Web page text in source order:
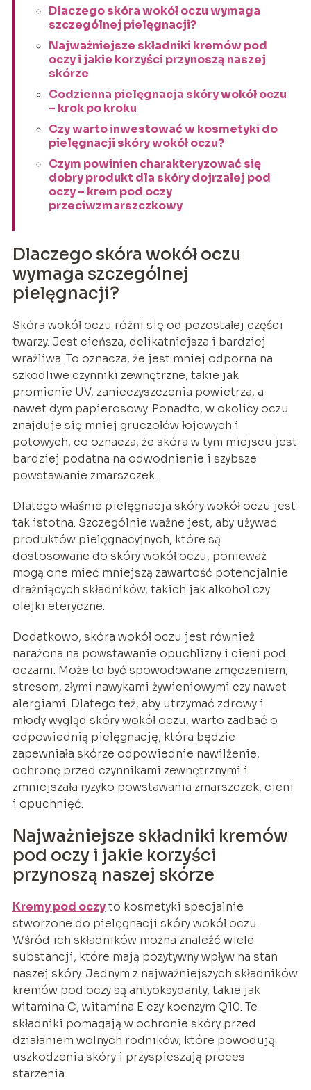
Dlaczego skóra wokół oczu wymaga
szczególnej pielęgnacji?
Najważniejsze składniki kremów pod
oczy i jakie korzyści przynoszą naszej
skórze
Codzienna pielęgnacja skóry wokół oczu
– krok po kroku
Czy warto inwestować w kosmetyki do
pielęgnacji skóry wokół oczu?
Czym powinien charakteryzować się
dobry produkt dla skóry dojrzałej pod
oczy – krem pod oczy
przeciwzmarszczkowy
Dlaczego skóra wokół oczu
wymaga szczególnej
pielęgnacji?
Skóra wokół oczu różni się od pozostałej części
twarzy. Jest cieńsza, delikatniejsza i bardziej
wrażliwa. To oznacza, że jest mniej odporna na
szkodliwe czynniki zewnętrzne, takie jak
promienie UV, zanieczyszczenia powietrza, a
nawet dym papierosowy. Ponadto, w okolicy oczu
znajduje się mniej gruczołów łojowych i
potowych, co oznacza, że skóra w tym miejscu jest
bardziej podatna na odwodnienie i szybsze
powstawanie zmarszczek.
Dlatego właśnie pielęgnacja skóry wokół oczu jest
tak istotna. Szczególnie ważne jest, aby używać
produktów pielęgnacyjnych, które są
dostosowane do skóry wokół oczu, ponieważ
mogą one mieć mniejszą zawartość potencjalnie
drażniących składników, takich jak alkohol czy
olejki eteryczne.
Dodatkowo, skóra wokół oczu jest również
narażona na powstawanie opuchlizny i cieni pod
oczami. Może to być spowodowane zmęczeniem,
stresem, złymi nawykami żywieniowymi czy nawet
alergiami. Dlatego też, aby utrzymać zdrowy i
młody wygląd skóry wokół oczu, warto zadbać o
odpowiednią pielęgnację, która będzie
zapewniała skórze odpowiednie nawilżenie,
ochronę przed czynnikami zewnętrznymi i
zmniejszała ryzyko powstawania zmarszczek, cieni
i opuchnięć.
Najważniejsze składniki kremów
pod oczy i jakie korzyści
przynoszą naszej skórze
Kremy pod oczyto kosmetyki specjalnie
stworzone do pielęgnacji skóry wokół oczu.
Wśród ich składników można znaleźć wiele
substancji, które mają pozytywny wpływ na stan
naszej skóry. Jednym z najważniejszych składników
kremów pod oczy są antyoksydanty, takie jak
witamina C, witamina E czy koenzym Q10. Te
składniki pomagają w ochronie skóry przed
działaniem wolnych rodników, które powodują
uszkodzenia skóry i przyspieszają proces
starzenia.